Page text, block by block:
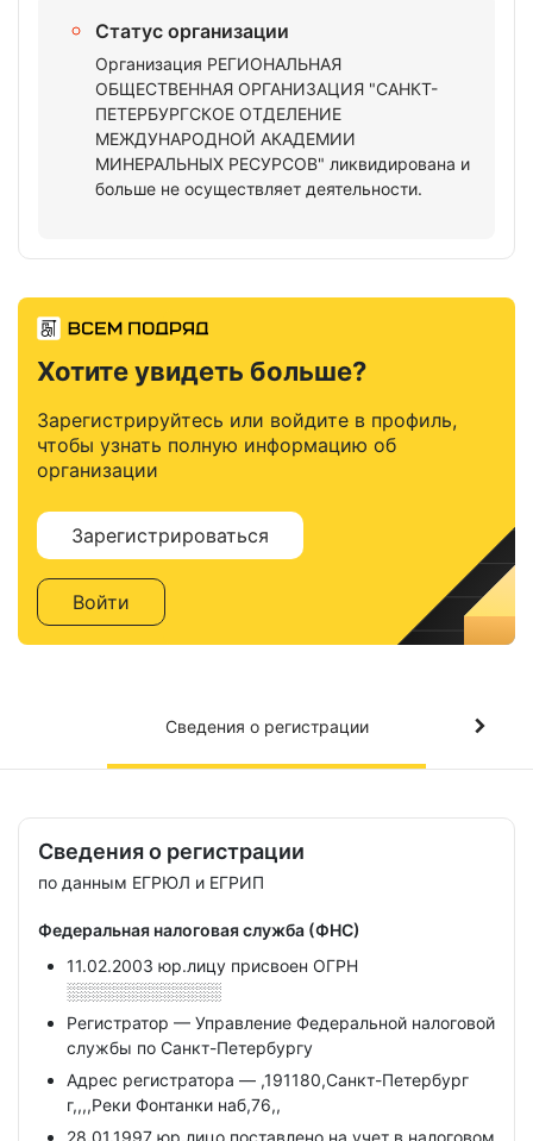
Статус организации
Организация РЕГИОНАЛЬНАЯ
ОБЩЕСТВЕННАЯ ОРГАНИЗАЦИЯ "САНКТ-
ПЕТЕРБУРГСКОЕ ОТДЕЛЕНИЕ
МЕЖДУНАРОДНОЙ АКАДЕМИИ
МИНЕРАЛЬНЫХ РЕСУРСОВ" ликвидирована и
больше не осуществляет деятельности.
Хотите увидеть больше?
Зарегистрируйтесь или войдите в профиль,
чтобы узнать полную информацию об
организации
Зарегистрироваться
Войти
Сведения о регистрации
Сведения о регистрации
по данным ЕГРЮЛ и ЕГРИП
Федеральная налоговая служба (ФНС)
11.02.2003 юр.лицу присвоен ОГРН
░░░░░░░░░░░░░
Регистратор — Управление Федеральной налоговой
службы по Санкт-Петербургу
Адрес регистратора — ,191180,Санкт-Петербург
г,,,,Реки Фонтанки наб,76,,
28.01.1997 юр.лицо поставлено на учет в налоговом